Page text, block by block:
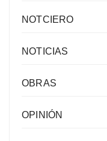
NOTCIERO
NOTICIAS
OBRAS
OPINIÓN